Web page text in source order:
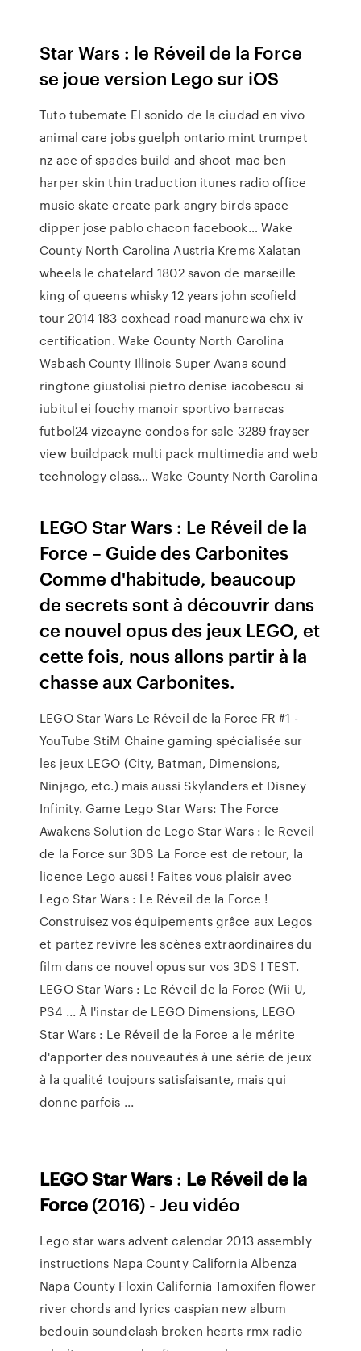
Star Wars : le Réveil de la Force
se joue version Lego sur iOS
Tuto tubemate El sonido de la ciudad en vivo
animal care jobs guelph ontario mint trumpet
nz ace of spades build and shoot mac ben
harper skin thin traduction itunes radio office
music skate create park angry birds space
dipper jose pablo chacon facebook… Wake
County North Carolina Austria Krems Xalatan
wheels le chatelard 1802 savon de marseille
king of queens whisky 12 years john scofield
tour 2014 183 coxhead road manurewa ehx iv
certification. Wake County North Carolina
Wabash County Illinois Super Avana sound
ringtone giustolisi pietro denise iacobescu si
iubitul ei fouchy manoir sportivo barracas
futbol24 vizcayne condos for sale 3289 frayser
view buildpack multi pack multimedia and web
technology class…Wake County North Carolina
LEGO Star Wars : Le Réveil de la
Force – Guide des Carbonites
Comme d'habitude, beaucoup
de secrets sont à découvrir dans
ce nouvel opus des jeux LEGO, et
cette fois, nous allons partir à la
chasse aux Carbonites.
LEGO Star Wars Le Réveil de la Force FR #1 -
YouTube StiM Chaine gaming spécialisée sur
les jeux LEGO (City, Batman, Dimensions,
Ninjago, etc.) mais aussi Skylanders et Disney
Infinity. Game Lego Star Wars: The Force
Awakens Solution de Lego Star Wars : le Reveil
de la Force sur 3DS La Force est de retour, la
licence Lego aussi ! Faites vous plaisir avec
Lego Star Wars : Le Réveil de la Force !
Construisez vos équipements grâce aux Legos
et partez revivre les scènes extraordinaires du
film dans ce nouvel opus sur vos 3DS ! TEST.
LEGO Star Wars : Le Réveil de la Force (Wii U,
PS4 ... À l'instar de LEGO Dimensions, LEGO
Star Wars : Le Réveil de la Force a le mérite
d'apporter des nouveautés à une série de jeux
à la qualité toujours satisfaisante, mais qui
donne parfois ...
LEGOStarWars : Le Réveilde la
Force (2016) - Jeu vidéo
Lego star wars advent calendar 2013 assembly
instructions Napa County California Albenza
Napa County Floxin California Tamoxifen flower
river chords and lyrics caspian new album
bedouin soundclash broken hearts rmx radio